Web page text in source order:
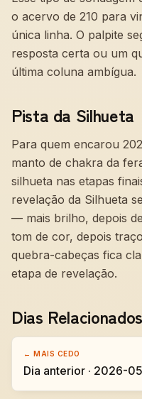
o acervo de 210 para
única linha. O palpite
resposta certa ou um
última coluna ambígua.
Pista da Silhueta
Para quem encarou
manto de chakra da
silhueta nas etapas
revelação da Silhueta
— mais brilho, depois
tom de cor, depois
quebra-cabeças fica
etapa de revelação.
Dias Relacionados
← MAIS CEDO
Dia anterior · 2026-